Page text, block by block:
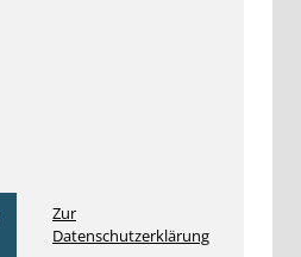
Zur
Datenschutzerklärung